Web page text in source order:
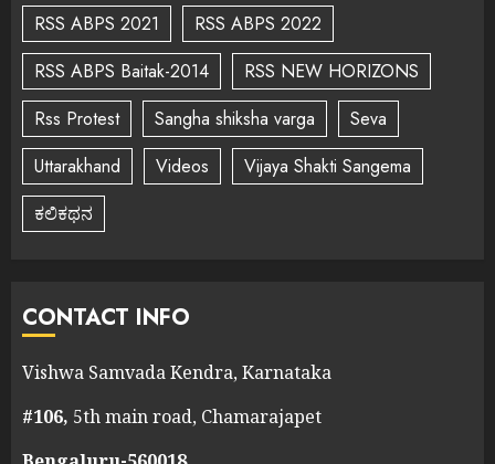
RSS ABPS 2021
RSS ABPS 2022
RSS ABPS Baitak-2014
RSS NEW HORIZONS
Rss Protest
Sangha shiksha varga
Seva
Uttarakhand
Videos
Vijaya Shakti Sangema
ಕಲಿಕಥನ
CONTACT INFO
Vishwa Samvada Kendra, Karnataka
#106, 5th main road, Chamarajapet